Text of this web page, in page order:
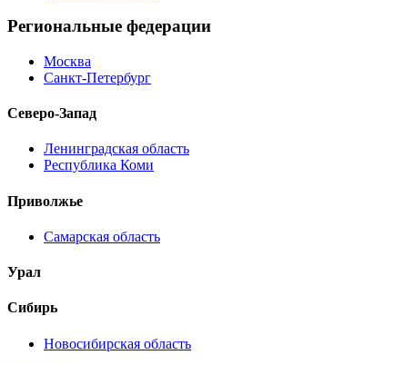
Региональные федерации
Москва
Санкт-Петербург
Северо-Запад
Ленинградская область
Республика Коми
Приволжье
Самарская область
Урал
Сибирь
Новосибирская область